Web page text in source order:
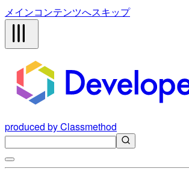
メインコンテンツへスキップ
produced by Classmethod